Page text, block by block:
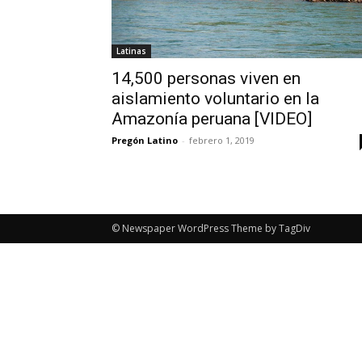
Latinas
14,500 personas viven en
aislamiento voluntario en la
Amazonía peruana [VIDEO]
Pregón Latino - febrero 1, 2019
© Newspaper WordPress Theme by TagDiv